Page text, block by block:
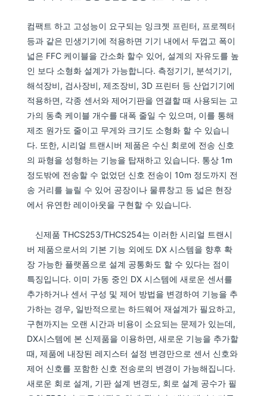
컴팩트 하고 고성능이 요구되는 잉크젯 프린터, 프로젝터
등과 같은 민생기기에 적용하면 기기 내에서 두껍고 폭이
넓은 FFC 케이블을 간소화 할수 있어, 설계의 자유도를 높
인 보다 소형화 설계가 가능합니다. 측정기기, 분석기기,
해석장비, 검사장비, 제조장비, 3D 프린터 등 산업기기에
적용하면, 각종 센서와 제어기판을 연결할 때 사용되는 고
가의 동축 케이블 개수를 대폭 줄일 수 있으며, 이를 통해
제조 원가도 줄이고 무게와 크기도 소형화 할 수 있습니
다. 또한, 시리얼 트랜시버 제품은 수신 회로에 전송 신호
의 파형을 성형하는 기능을 탑재하고 있습니다. 통상 1m
정도밖에 전송할 수 없었던 신호 전송이 10m 정도까지 전
송 거리를 늘릴 수 있어 공장이나 물류창고 등 넓은 현장
에서 유연한 레이아웃을 구현할 수 있습니다.
신제품 THCS253/THCS254는 이러한 시리얼 트랜시
버 제품으로서의 기본 기능 외에도 DX 시스템을 향후 확
장 가능한 플랫폼으로 설계 공통화도 할 수 있다는 점이
특징입니다. 이미 가동 중인 DX 시스템에 새로운 센서를
추가하거나 센서 구성 및 제어 방법을 변경하여 기능을 추
가하는 경우, 일반적으로는 하드웨어 재설계가 필요하고,
구현까지는 오랜 시간과 비용이 소요되는 문제가 있는데,
DX시스템에 본 신제품을 이용하면, 새로운 기능을 추가할
때, 제품에 내장된 레지스터 설정 변경만으로 센서 신호와
제어 신호를 포함한 신호 전송로의 변경이 가능해집니다.
새로운 회로 설계, 기판 설계 변경도, 회로 설계 공수가 필